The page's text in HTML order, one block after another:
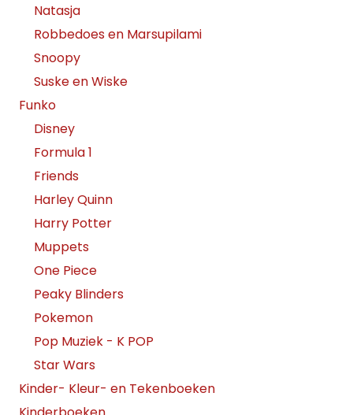
Natasja
Robbedoes en Marsupilami
Snoopy
Suske en Wiske
Funko
Disney
Formula 1
Friends
Harley Quinn
Harry Potter
Muppets
One Piece
Peaky Blinders
Pokemon
Pop Muziek - K POP
Star Wars
Kinder- Kleur- en Tekenboeken